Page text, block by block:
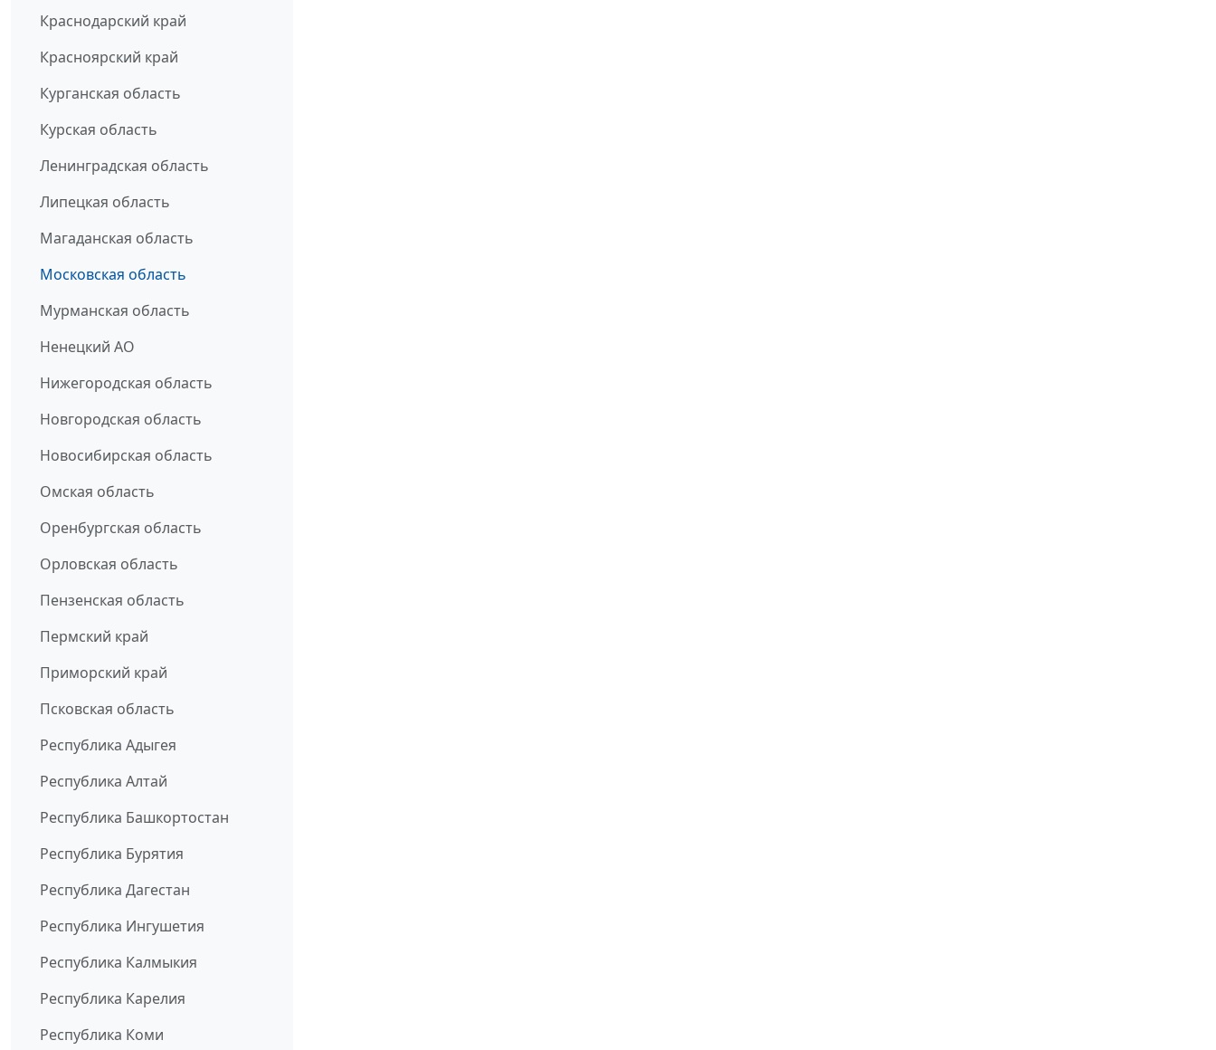
Краснодарский край
Красноярский край
Курганская область
Курская область
Ленинградская область
Липецкая область
Магаданская область
Московская область
Мурманская область
Ненецкий АО
Нижегородская область
Новгородская область
Новосибирская область
Омская область
Оренбургская область
Орловская область
Пензенская область
Пермский край
Приморский край
Псковская область
Республика Адыгея
Республика Алтай
Республика Башкортостан
Республика Бурятия
Республика Дагестан
Республика Ингушетия
Республика Калмыкия
Республика Карелия
Республика Коми